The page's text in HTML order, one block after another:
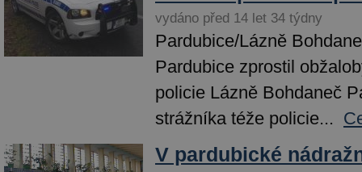
vydáno před 14 let 34 týdny
Pardubice/Lázně
Pardubice zprostil
policie Lázně Bohdaneč
strážníka téže policie...
V pardubické